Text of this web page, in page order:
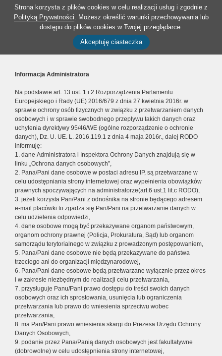
Strona korzysta z plików cookies w celu realizacji usług i zgodnie z
Polityką Prywatności. Możesz określić warunki przechowywania lub
dostępu do plików cookies w Twojej przeglądarce.
Akceptuję ciasteczka
Informacja Administratora
Na podstawie art. 13 ust. 1 i 2 Rozporządzenia Parlamentu
Europejskiego i Rady (UE) 2016/679 z dnia 27 kwietnia 2016r. w
sprawie ochrony osób fizycznych w związku z przetwarzaniem danych
osobowych i w sprawie swobodnego przepływu takich danych oraz
uchylenia dyrektywy 95/46/WE (ogólne rozporządzenie o ochronie
danych), Dz. U. UE. L. 2016.119.1 z dnia 4 maja 2016r., dalej RODO
informuję:
1. dane Administratora i Inspektora Ochrony Danych znajdują się w
linku „Ochrona danych osobowych”,
2. Pana/Pani dane osobowe w postaci adresu IP, są przetwarzane w
celu udostępniania strony internetowej oraz wypełnienia obowiązków
prawnych spoczywających na administratorze(art.6 ust.1 lit.c RODO),
3. jeżeli korzysta Pan/Pani z odnośnika na stronie będącego adresem
e-mail placówki to zgadza się Pan/Pani na przetwarzanie danych w
celu udzielenia odpowiedzi,
4. dane osobowe mogą być przekazywane organom państwowym,
organom ochrony prawnej (Policja, Prokuratura, Sąd) lub organom
samorządu terytorialnego w związku z prowadzonym postępowaniem,
5. Pana/Pani dane osobowe nie będą przekazywane do państwa
trzeciego ani do organizacji międzynarodowej,
6. Pana/Pani dane osobowe będą przetwarzane wyłącznie przez okres
i w zakresie niezbędnym do realizacji celu przetwarzania,
7. przysługuje Panu/Pani prawo dostępu do treści swoich danych
osobowych oraz ich sprostowania, usunięcia lub ograniczenia
przetwarzania lub prawo do wniesienia sprzeciwu wobec
przetwarzania,
8. ma Pan/Pani prawo wniesienia skargi do Prezesa Urzędu Ochrony
Danych Osobowych,
9. podanie przez Pana/Panią danych osobowych jest fakultatywne
(dobrowolne) w celu udostępnienia strony internetowej,